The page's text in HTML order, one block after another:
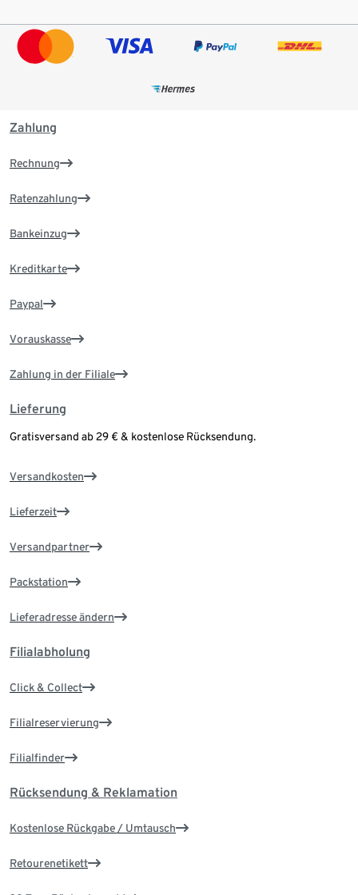
Zahlung
Rechnung
Ratenzahlung
Bankeinzug
Kreditkarte
Paypal
Vorauskasse
Zahlung in der Filiale
Lieferung
Gratisversand ab 29 € & kostenlose Rücksendung.
Versandkosten
Lieferzeit
Versandpartner
Packstation
Lieferadresse ändern
Filialabholung
Click & Collect
Filialreservierung
Filialfinder
Rücksendung & Reklamation
Kostenlose Rückgabe / Umtausch
Retourenetikett